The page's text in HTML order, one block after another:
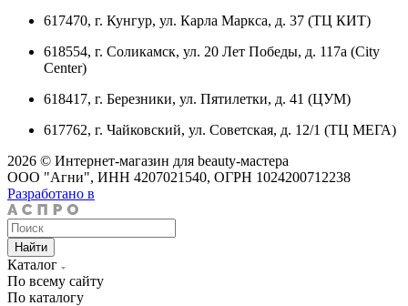
617470, г. Кунгур, ул. Карла Маркса, д. 37 (ТЦ КИТ)
618554, г. Соликамск, ул. 20 Лет Победы, д. 117а (City
Center)
618417, г. Березники, ул. Пятилетки, д. 41 (ЦУМ)
617762, г. Чайковский, ул. Советская, д. 12/1 (ТЦ МЕГА)
2026 © Интернет-магазин для beauty-мастера
ООО "Агни", ИНН 4207021540, ОГРН 1024200712238
Разработано в
Найти
Каталог
По всему сайту
По каталогу